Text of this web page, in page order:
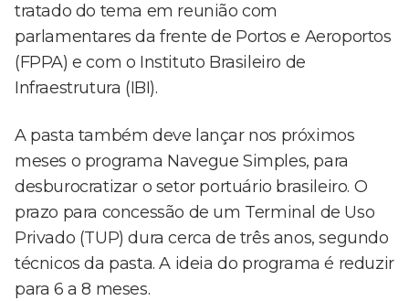
tratado do tema em reunião com
parlamentares da frente de Portos e Aeroportos
(FPPA) e com o Instituto Brasileiro de
Infraestrutura (IBI).
A pasta também deve lançar nos próximos
meses o programa Navegue Simples, para
desburocratizar o setor portuário brasileiro. O
prazo para concessão de um Terminal de Uso
Privado (TUP) dura cerca de três anos, segundo
técnicos da pasta. A ideia do programa é reduzir
para 6 a 8 meses.